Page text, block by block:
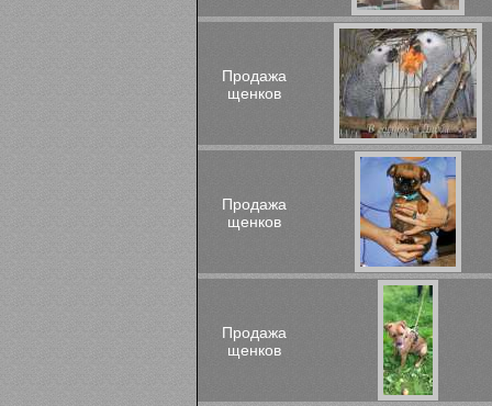
Продажа
щенков
Продажа
щенков
Продажа
щенков